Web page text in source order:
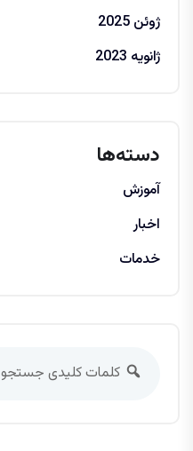
ژوئن 2025
ژانویه 2023
دسته‌ها
آموزش
اخبار
خدمات